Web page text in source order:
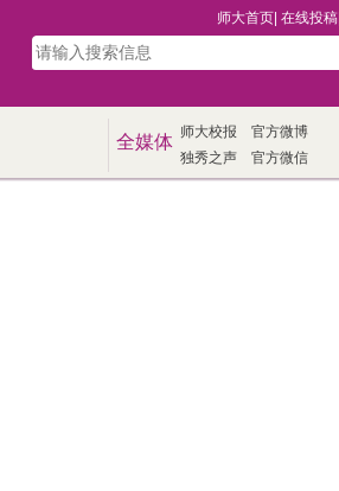
师大首页 在线投稿
全媒体 师大校报
官方微博
独秀之声
官方微信